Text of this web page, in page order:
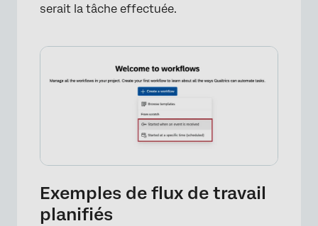
serait la tâche effectuée.
Exemples de flux de travail
planifiés